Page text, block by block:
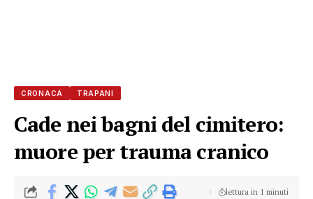
CRONACA TRAPANI
Cade nei bagni del cimitero:
muore per trauma cranico
lettura in 1 minuti